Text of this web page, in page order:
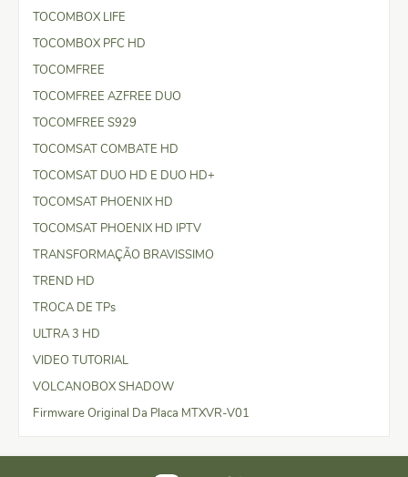
TOCOMBOX LIFE
TOCOMBOX PFC HD
TOCOMFREE
TOCOMFREE AZFREE DUO
TOCOMFREE S929
TOCOMSAT COMBATE HD
TOCOMSAT DUO HD E DUO HD+
TOCOMSAT PHOENIX HD
TOCOMSAT PHOENIX HD IPTV
TRANSFORMAÇÃO BRAVISSIMO
TREND HD
TROCA DE TPs
ULTRA 3 HD
VIDEO TUTORIAL
VOLCANOBOX SHADOW
Firmware Original Da Placa MTXVR-V01